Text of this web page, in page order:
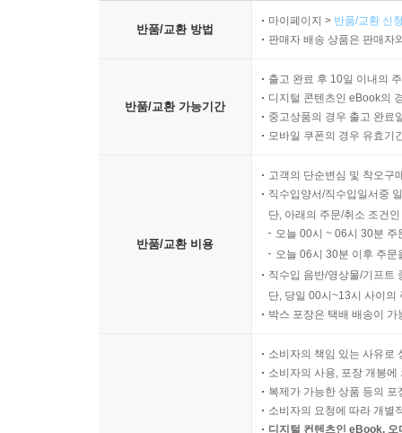
반품/교환 방법
마이페이지 > 반품/교환 신
판매자 배송 상품은 판매자
반품/교환 가능기간
출고 완료 후 10일 이내의
디지털 콘텐츠인 eBook의
중고상품의 경우 출고 완료
모바일 쿠폰의 경우 유효기
반품/교환 비용
고객의 단순변심 및 착오구
직수입양서/직수입일서중
단, 아래의 주문/취소 조건
오늘 00시 ~ 06시 30분
오늘 06시 30분 이후 주
직수입 음반/영상물/기프트
단, 당일 00시~13시 사이의
박스 포장은 택배 배송이
소비자의 책임 있는 사유로
소비자의 사용, 포장 개봉
복제가 가능한 상품 등의
소비자의 요청에 따라 개별
디지털 컨텐츠인 eBook,